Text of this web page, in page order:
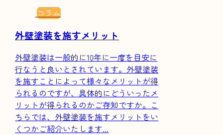
コラム
外壁塗装を施すメリット
外壁塗装は一般的に10年に一度を目安に
行なうと良いとされています。外壁塗装
を施すことによって様々なメリットが得
られるのですが、具体的にどういったメ
リットが得られるのかご存知ですか。こ
ちらでは、外壁塗装を施すメリットをい
くつかご紹介いたします...